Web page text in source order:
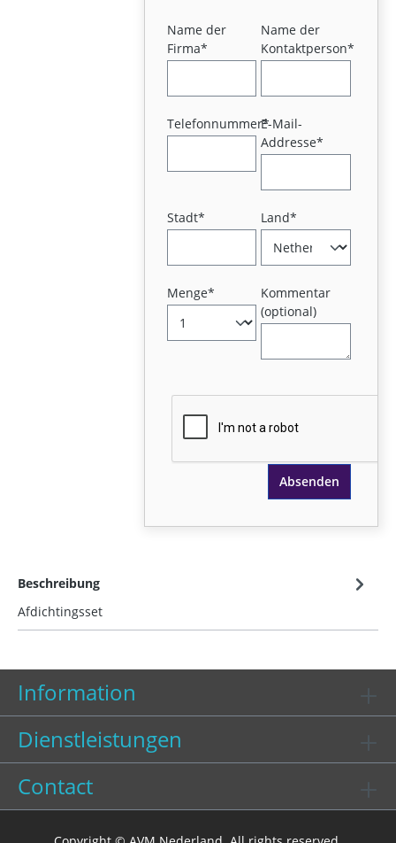
Name der
Firma*
Name der
Kontaktperson*
Telefonnummer*E-Mail-
Addresse*
Stadt* Land*
Menge*
Kommentar
(optional)
Absenden
Beschreibung
Afdichtingsset
Information
Dienstleistungen
Contact